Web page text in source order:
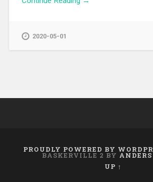
2020-05-01
PROUDLY POWERED BY
BASKERVILLE 2 BY
UP ↑